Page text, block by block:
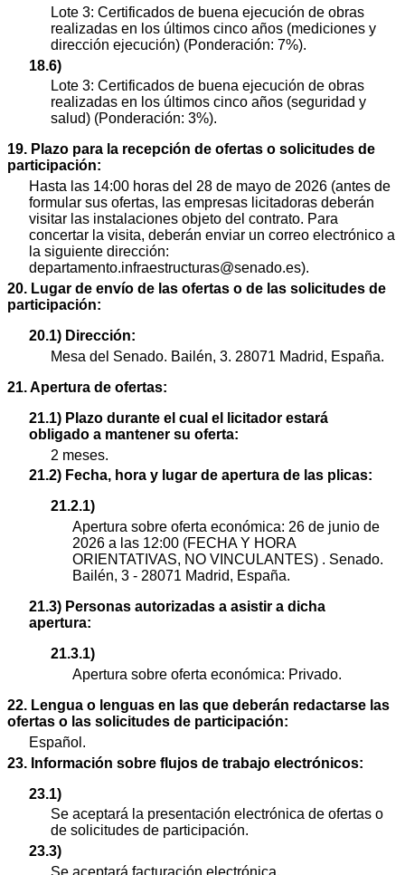
Lote 3: Certificados de buena ejecución de obras
realizadas en los últimos cinco años (mediciones y
dirección ejecución) (Ponderación: 7%).
18.6)
Lote 3: Certificados de buena ejecución de obras
realizadas en los últimos cinco años (seguridad y
salud) (Ponderación: 3%).
19. Plazo para la recepción de ofertas o solicitudes de
participación:
Hasta las 14:00 horas del 28 de mayo de 2026 (antes de
formular sus ofertas, las empresas licitadoras deberán
visitar las instalaciones objeto del contrato. Para
concertar la visita, deberán enviar un correo electrónico a
la siguiente dirección:
departamento.infraestructuras@senado.es).
20. Lugar de envío de las ofertas o de las solicitudes de
participación:
20.1) Dirección:
Mesa del Senado. Bailén, 3. 28071 Madrid, España.
21. Apertura de ofertas:
21.1) Plazo durante el cual el licitador estará
obligado a mantener su oferta:
2 meses.
21.2) Fecha, hora y lugar de apertura de las plicas:
21.2.1)
Apertura sobre oferta económica: 26 de junio de
2026 a las 12:00 (FECHA Y HORA
ORIENTATIVAS, NO VINCULANTES) . Senado.
Bailén, 3 - 28071 Madrid, España.
21.3) Personas autorizadas a asistir a dicha
apertura:
21.3.1)
Apertura sobre oferta económica: Privado.
22. Lengua o lenguas en las que deberán redactarse las
ofertas o las solicitudes de participación:
Español.
23. Información sobre flujos de trabajo electrónicos:
23.1)
Se aceptará la presentación electrónica de ofertas o
de solicitudes de participación.
23.3)
Se aceptará facturación electrónica.